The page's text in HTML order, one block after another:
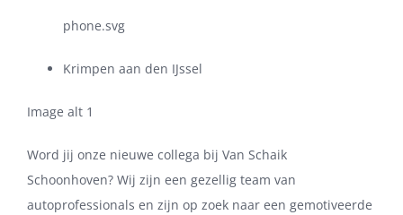
phone.svg
Krimpen aan den IJssel
Image alt 1
Word jij onze nieuwe collega bij Van Schaik
Schoonhoven? Wij zijn een gezellig team van
autoprofessionals en zijn op zoek naar een gemotiveerde